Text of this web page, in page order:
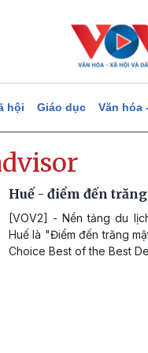
hội Giáo dục Văn hóa
Huế - điểm đến
[VOV2] - Nền tảng du
Huế là "Điểm đến trăng
Choice Best of the Best